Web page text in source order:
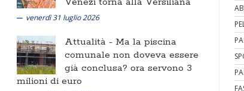
venerdì 31 luglio 2026
Attualità - Ma la piscina
comunale non doveva essere
già conclusa? ora servono 3
milioni di euro